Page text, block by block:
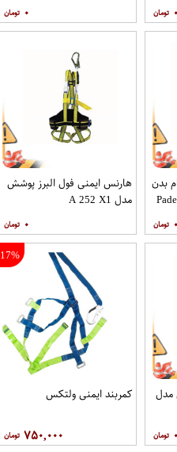
۰ ۰
بدن
۰
هارنس ایمنی فول البرز پوشش
مدل A 252 X1
۰
مدل
۰
17%
کمربند ایمنی ولتکس
۷۵۰,۰۰۰